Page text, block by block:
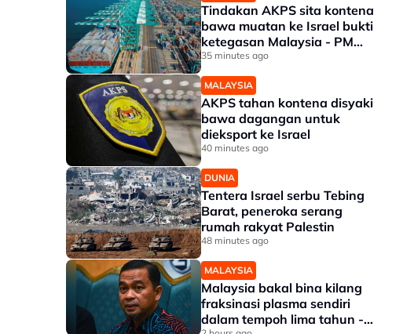
Tindakan AKPS sita kontena
bawa muatan ke Israel bukti
ketegasan Malaysia - PM
Anwar
35 minutes ago
MALAYSIA
AKPS tahan kontena disyaki
bawa dagangan untuk
dieksport ke Israel
40 minutes ago
DUNIA
Tentera Israel serbu Tebing
Barat, peneroka serang
rumah rakyat Palestin
48 minutes ago
MALAYSIA
Malaysia bakal bina kilang
fraksinasi plasma sendiri
dalam tempoh lima tahun -